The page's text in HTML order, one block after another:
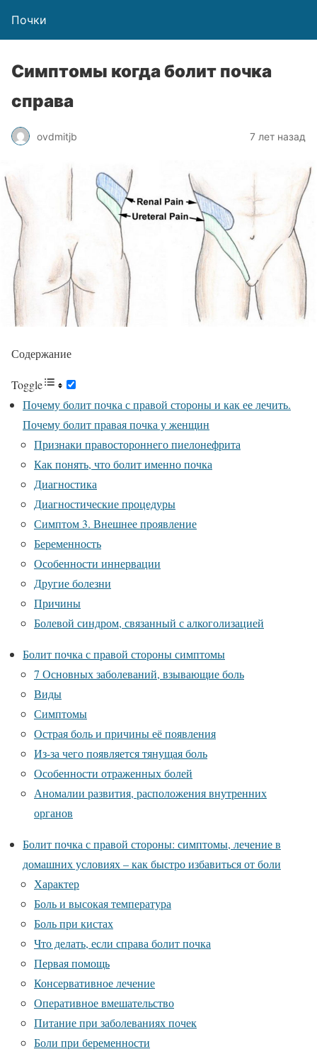
Почки
Симптомы когда болит почка
справа
ovdmitjb 7 лет назад
Содержание
Toggle
Почему болит почка с правой стороны и как ее лечить.
Почему болит правая почка у женщин
Признаки правостороннего пиелонефрита
Как понять, что болит именно почка
Диагностика
Диагностические процедуры
Симптом 3. Внешнее проявление
Беременность
Особенности иннервации
Другие болезни
Причины
Болевой синдром, связанный с алкоголизацией
Болит почка с правой стороны симптомы
7 Основных заболеваний, взывающие боль
Виды
Симптомы
Острая боль и причины её появления
Из-за чего появляется тянущая боль
Особенности отраженных болей
Аномалии развития, расположения внутренних
органов
Болит почка с правой стороны: симптомы, лечение в
домашних условиях – как быстро избавиться от боли
Характер
Боль и высокая температура
Боль при кистах
Что делать, если справа болит почка
Первая помощь
Консервативное лечение
Оперативное вмешательство
Питание при заболеваниях почек
Боли при беременности